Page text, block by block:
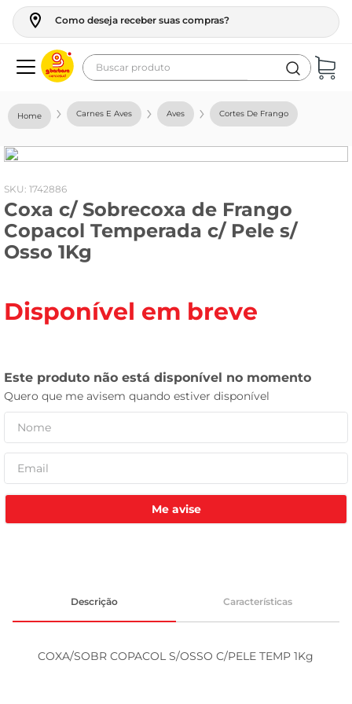
Como deseja receber suas compras?
Buscar produto
Carnes E Aves Aves Cortes De Frango
: 1742886
Coxa c/ Sobrecoxa de Frango
Copacol Temperada c/ Pele s/
Osso 1Kg
Disponível em breve
Me avise
Descrição Características
COXA/SOBR COPACOL S/OSSO C/PELE TEMP 1Kg
geladeira
fogao
café
cerveja
vinho
tv